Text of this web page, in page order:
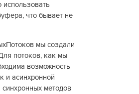
использовать
что бывает не
мы создали
потоков, как мы
возможность
и асинхронной
методов